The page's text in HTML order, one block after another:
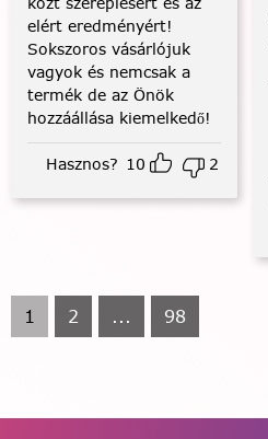
elért eredményért!
Sokszoros vásárlójuk
vagyok és nemcsak a
termék de az Önök
hozzáállása kiemelkedő!
Hasznos? 10 2
1 2 ... 98